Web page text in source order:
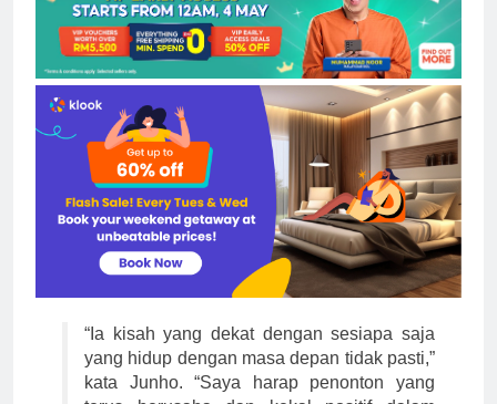
“Ia kisah yang dekat dengan sesiapa saja
yang hidup dengan masa depan tidak pasti,”
kata Junho. “Saya harap penonton yang